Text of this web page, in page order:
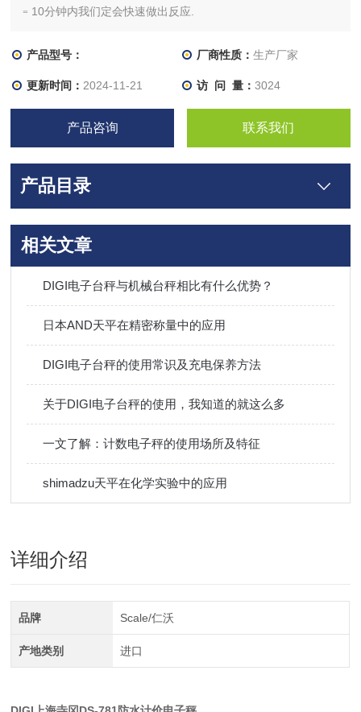
﹦10分钟内我们定会快速做出反应.
产品型号：
厂商性质： 生产厂家
更新时间： 2024-11-21 访 问 量： 3024
产品咨询 联系我们
产品目录
相关文章
DIGI电子台秤与机械台秤相比有什么优势？
日本AND天平在精密称量中的应用
DIGI电子台秤的使用常识及充电保养方法
关于DIGI电子台秤的使用，我知道的就这么多
一文了解：计数电子秤的使用场所及特征
shimadzu天平在化学实验中的应用
详细介绍
品牌 Scale/仁沃
产地类别 进口